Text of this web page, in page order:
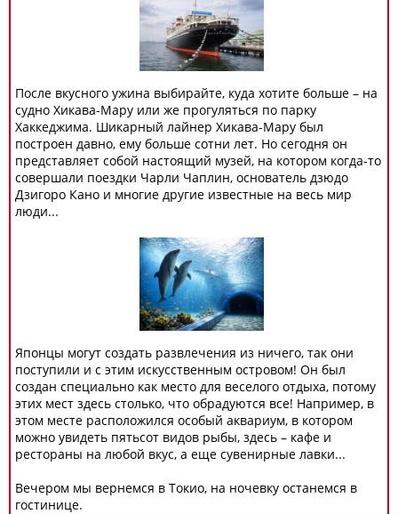
После вкусного ужина выбирайте, куда хотите больше – на
судно Хикава-Мару или же прогуляться по парку
Хаккеджима. Шикарный лайнер Хикава-Мару был
построен давно, ему больше сотни лет. Но сегодня он
представляет собой настоящий музей, на котором когда-то
совершали поездки Чарли Чаплин, основатель дзюдо
Дзигоро Кано и многие другие известные на весь мир
люди...
Японцы могут создать развлечения из ничего, так они
поступили и с этим искусственным островом! Он был
создан специально как место для веселого отдыха, потому
этих мест здесь столько, что обрадуются все! Например, в
этом месте расположился особый аквариум, в котором
можно увидеть пятьсот видов рыбы, здесь – кафе и
рестораны на любой вкус, а еще сувенирные лавки...
Вечером мы вернемся в Токио, на ночевку останемся в
гостинице.